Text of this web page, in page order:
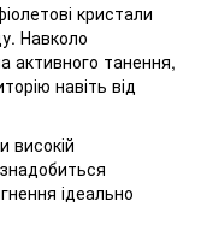
кристали
Навколо
активного танення,
навіть від
високій
ідеально